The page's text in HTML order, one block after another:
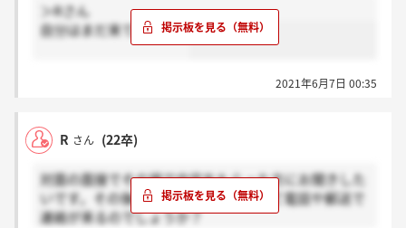
＞Rさん
自分はまだ来てないです
2021年6月7日 00:35
R さん (22卒)
対面の面接でその場で内定をもらった方にお聞きした
いです。その後の提出書類などは改めて電話や郵送で
連絡が来るのでしょうか？